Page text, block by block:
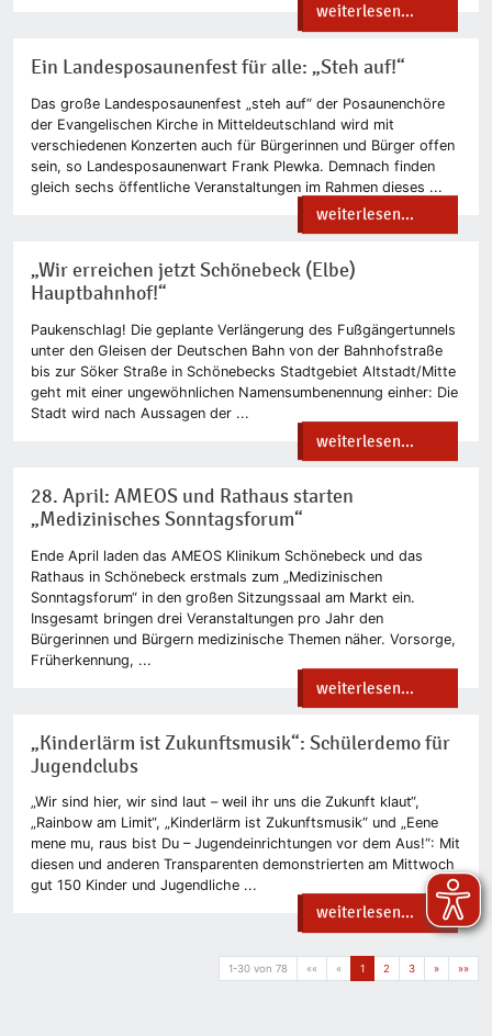
weiterlesen...
Ein Landesposaunenfest für alle: „Steh auf!“
Das große Landesposaunenfest „steh auf“ der Posaunenchöre
der Evangelischen Kirche in Mitteldeutschland wird mit
verschiedenen Konzerten auch für Bürgerinnen und Bürger offen
sein, so Landesposaunenwart Frank Plewka. Demnach finden
gleich sechs öffentliche Veranstaltungen im Rahmen dieses ...
weiterlesen...
„Wir erreichen jetzt Schönebeck (Elbe)
Hauptbahnhof!“
Paukenschlag! Die geplante Verlängerung des Fußgängertunnels
unter den Gleisen der Deutschen Bahn von der Bahnhofstraße
bis zur Söker Straße in Schönebecks Stadtgebiet Altstadt/Mitte
geht mit einer ungewöhnlichen Namensumbenennung einher: Die
Stadt wird nach Aussagen der ...
weiterlesen...
28. April: AMEOS und Rathaus starten
„Medizinisches Sonntagsforum“
Ende April laden das AMEOS Klinikum Schönebeck und das
Rathaus in Schönebeck erstmals zum „Medizinischen
Sonntagsforum“ in den großen Sitzungssaal am Markt ein.
Insgesamt bringen drei Veranstaltungen pro Jahr den
Bürgerinnen und Bürgern medizinische Themen näher. Vorsorge,
Früherkennung, ...
weiterlesen...
„Kinderlärm ist Zukunftsmusik“: Schülerdemo für
Jugendclubs
„Wir sind hier, wir sind laut – weil ihr uns die Zukunft klaut“,
„Rainbow am Limit“, „Kinderlärm ist Zukunftsmusik“ und „Eene
mene mu, raus bist Du – Jugendeinrichtungen vor dem Aus!“: Mit
diesen und anderen Transparenten demonstrierten am Mittwoch
gut 150 Kinder und Jugendliche ...
weiterlesen...
1-30 von 78 «« « 1 2 3 » »»